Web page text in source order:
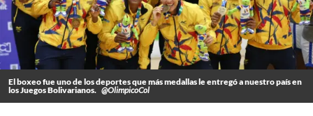
El boxeo fue uno de los deportes que más medallas le entregó a nuestro país en
los Juegos Bolivarianos. @OlimpicoCol